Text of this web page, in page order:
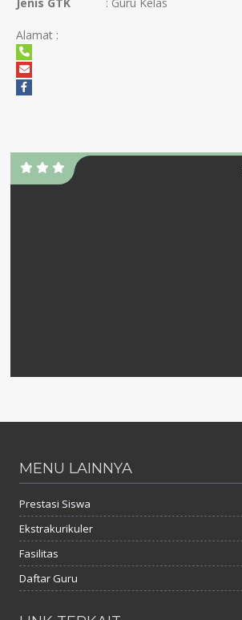
Alamat :
MENU LAINNYA
Prestasi Siswa
Ekstrakurikuler
Fasilitas
Daftar Guru